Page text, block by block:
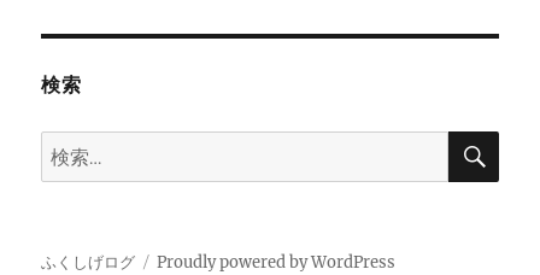
検索
検
索:
検
ふくしげログ Proudly powered by WordPress